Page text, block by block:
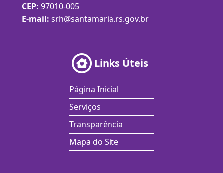
CEP: 97010-005
E-mail: srh@santamaria.rs.gov.br
Links Úteis
Página Inicial
Serviços
Transparência
Mapa do Site